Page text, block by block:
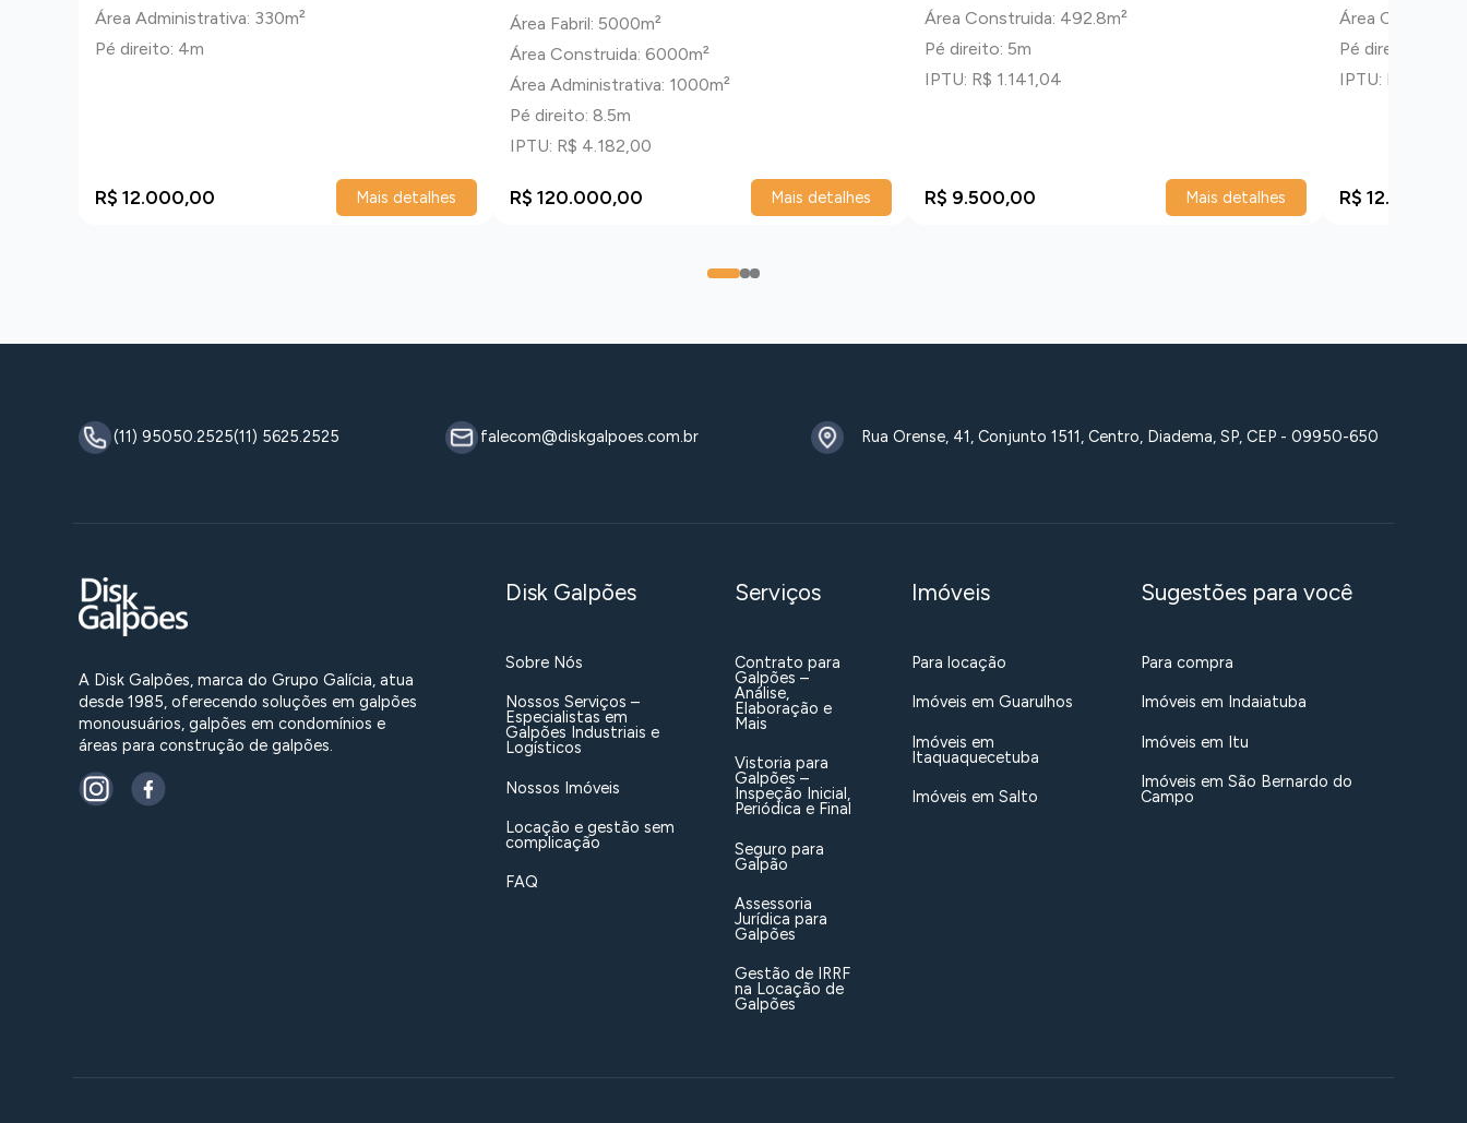
Área Administrativa: 330m²
Pé direito: 4m
R$ 12.000,00 Mais detalhes
Área Fabril: 5000m²
Área Construida: 6000m²
Área Administrativa: 1000m²
Pé direito: 8.5m
IPTU: R$ 4.182,00
R$ 120.000,00 Mais detalhes
Área Construida: 492.8m²
Pé direito: 5m
IPTU: R$ 1.141,04
R$ 9.500,00 Mais detalhes
Área
Pé direito: 6m
IPTU: R$
R$ 12.000,00
0 12
(11) 95050.2525(11) 5625.2525 falecom@diskgalpoes.com.br Rua Orense, 41, Conjunto 1511, Centro, Diadema, SP, CEP - 09950-650
A Disk Galpões, marca do Grupo Galícia, atua
desde 1985, oferecendo soluções em galpões
monousuários, galpões em condomínios e
áreas para construção de galpões.
Disk Galpões
Sobre Nós
Nossos Serviços –
Especialistas em
Galpões Industriais e
Logísticos
Nossos Imóveis
Locação e gestão sem
complicação
FAQ
Serviços
Contrato para
Galpões –
Análise,
Elaboração e
Mais
Vistoria para
Galpões –
Inspeção Inicial,
Periódica e Final
Seguro para
Galpão
Assessoria
Jurídica para
Galpões
Gestão de IRRF
na Locação de
Galpões
Imóveis
Para locação
Imóveis em Guarulhos
Imóveis em
Itaquaquecetuba
Imóveis em Salto
Sugestões para você
Para compra
Imóveis em Indaiatuba
Imóveis em Itu
Imóveis em São Bernardo do
Campo